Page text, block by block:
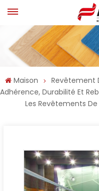
Maison
Revêtement
Adhérence, Durabilité Et
Les Revêtements De